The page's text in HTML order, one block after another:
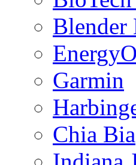
Blender
Garmin
Chia Bia